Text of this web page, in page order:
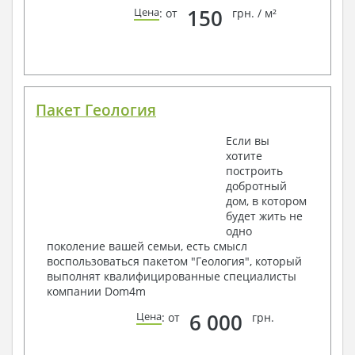
Цена: от 150 грн. / м²
Пакет Геология
Если вы
хотите
построить
добротный
дом, в котором
будет жить не
одно
поколение вашей семьи, есть смысл
воспользоваться пакетом "Геология", который
выполнят квалифицированные специалисты
компании Dom4m
Цена: от 6 000 грн.